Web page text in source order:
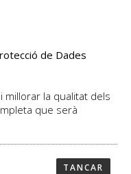
de Dades
la qualitat dels
que serà
TANCAR